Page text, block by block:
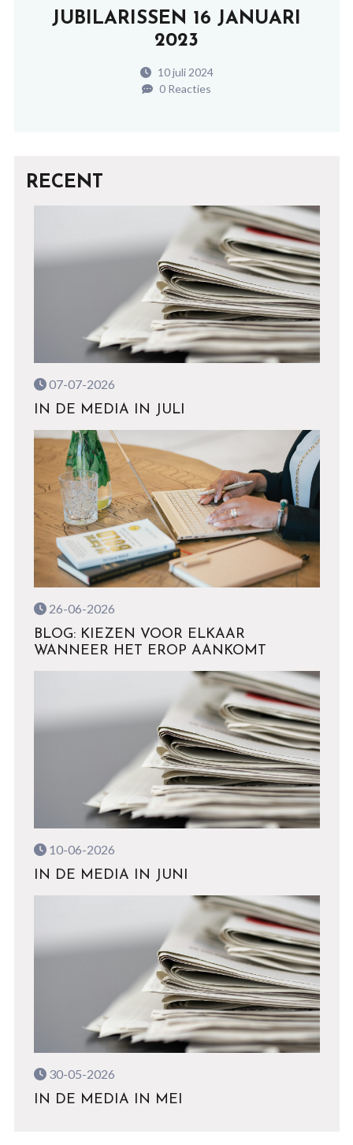
JUBILARISSEN 16 JANUARI
2023
10 juli 2024
0 Reacties
RECENT
07-07-2026
IN DE MEDIA IN JULI
26-06-2026
BLOG: KIEZEN VOOR ELKAAR
WANNEER HET EROP AANKOMT
10-06-2026
IN DE MEDIA IN JUNI
30-05-2026
IN DE MEDIA IN MEI